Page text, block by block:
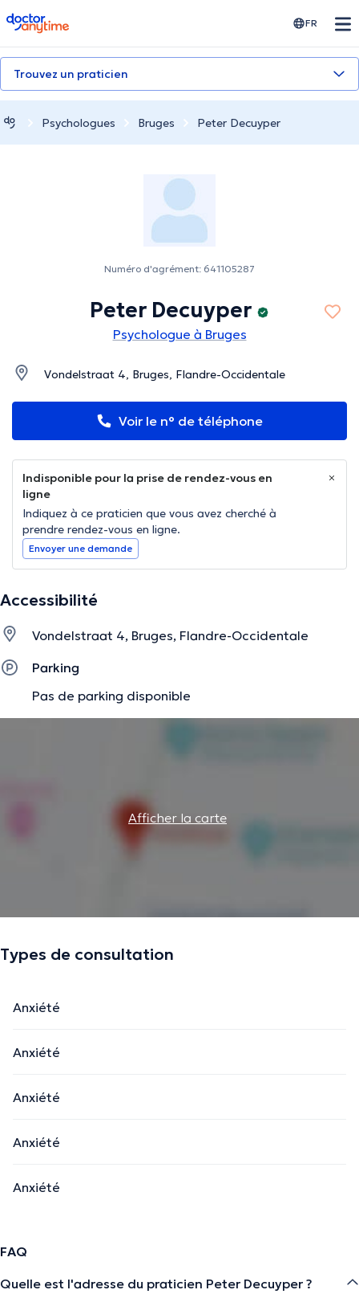
doctoranytime FR
Trouvez un praticien
Psychologues Bruges Peter Decuyper
Numéro d'agrément: 641105287
Peter Decuyper
Psychologue à Bruges
Vondelstraat 4, Bruges, Flandre-Occidentale
Voir le n° de téléphone
Indisponible pour la prise de rendez-vous en
ligne
Indiquez à ce praticien que vous avez cherché à
prendre rendez-vous en ligne.
Envoyer une demande
Accessibilité
Vondelstraat 4, Bruges, Flandre-Occidentale
Parking
Pas de parking disponible
Afficher la carte
Types de consultation
Anxiété
Anxiété
Anxiété
Anxiété
Anxiété
FAQ
Quelle est l'adresse du praticien Peter Decuyper ?